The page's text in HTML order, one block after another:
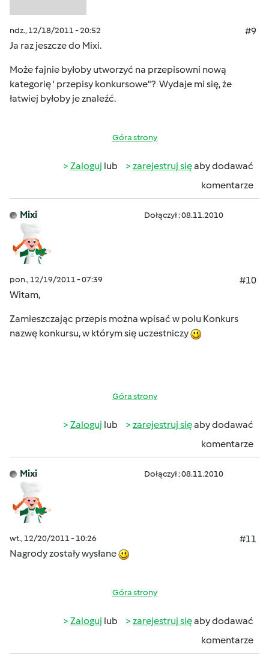
ndz., 12/18/2011 - 20:52
#9
Ja raz jeszcze do Mixi.
Może fajnie byłoby utworzyć na przepisowni nową
kategorię ' przepisy konkursowe"? Wydaje mi się, że
łatwiej byłoby je znaleźć.
Góra strony
Zaloguj lub zarejestruj sięaby dodawać
komentarze
Mixi Dołączył : 08.11.2010
pon., 12/19/2011 - 07:39
#10
Witam,
Zamieszczając przepis można wpisać w polu Konkurs
nazwę konkursu, w którym się uczestniczy
Góra strony
Zaloguj lub zarejestruj sięaby dodawać
komentarze
Mixi Dołączył : 08.11.2010
wt., 12/20/2011 - 10:26
#11
Nagrody zostały wysłane
Góra strony
Zaloguj lub zarejestruj sięaby dodawać
komentarze